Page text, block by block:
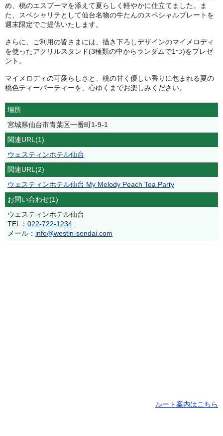
め、桃のエスプーマを添えて夏らしく軽やかに仕立てました。ま
た、スペシャリテとして仙台名物の牛たんのスペシャルプレートを
週末限定でご提供いたします。
さらに、ご利用の皆さまには、描き下ろしデザインのマイメロディ
を使ったアクリルスタンド(3種類の中からランダムで1つ)をプレゼ
ント。
マイメロディの可愛らしさと、桃の甘く優しい香りに包まれる夏の
桃色ティーパーティーを、心ゆくまでお楽しみください。
場所
宮城県仙台市青葉区一番町1-9-1
関連URL(1)
ウェスティンホテル仙台
関連URL(2)
ウェスティンホテル仙台 My Melody Peach Tea Party
お問い合わせ(1)
ウェスティンホテル仙台
TEL： 022-722-1234
メール： info@westin-sendai.com
ルート案内はこちら